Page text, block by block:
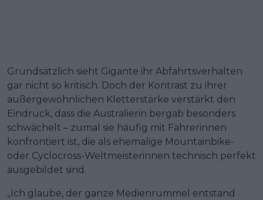
Grundsätzlich sieht Gigante ihr Abfahrtsverhalten
gar nicht so kritisch. Doch der Kontrast zu ihrer
außergewöhnlichen Kletterstärke verstärkt den
Eindruck, dass die Australierin bergab besonders
schwächelt – zumal sie häufig mit Fahrerinnen
konfrontiert ist, die als ehemalige Mountainbike-
oder Cyclocross-Weltmeisterinnen technisch perfekt
ausgebildet sind.
„Ich glaube, der ganze Medienrummel entstand